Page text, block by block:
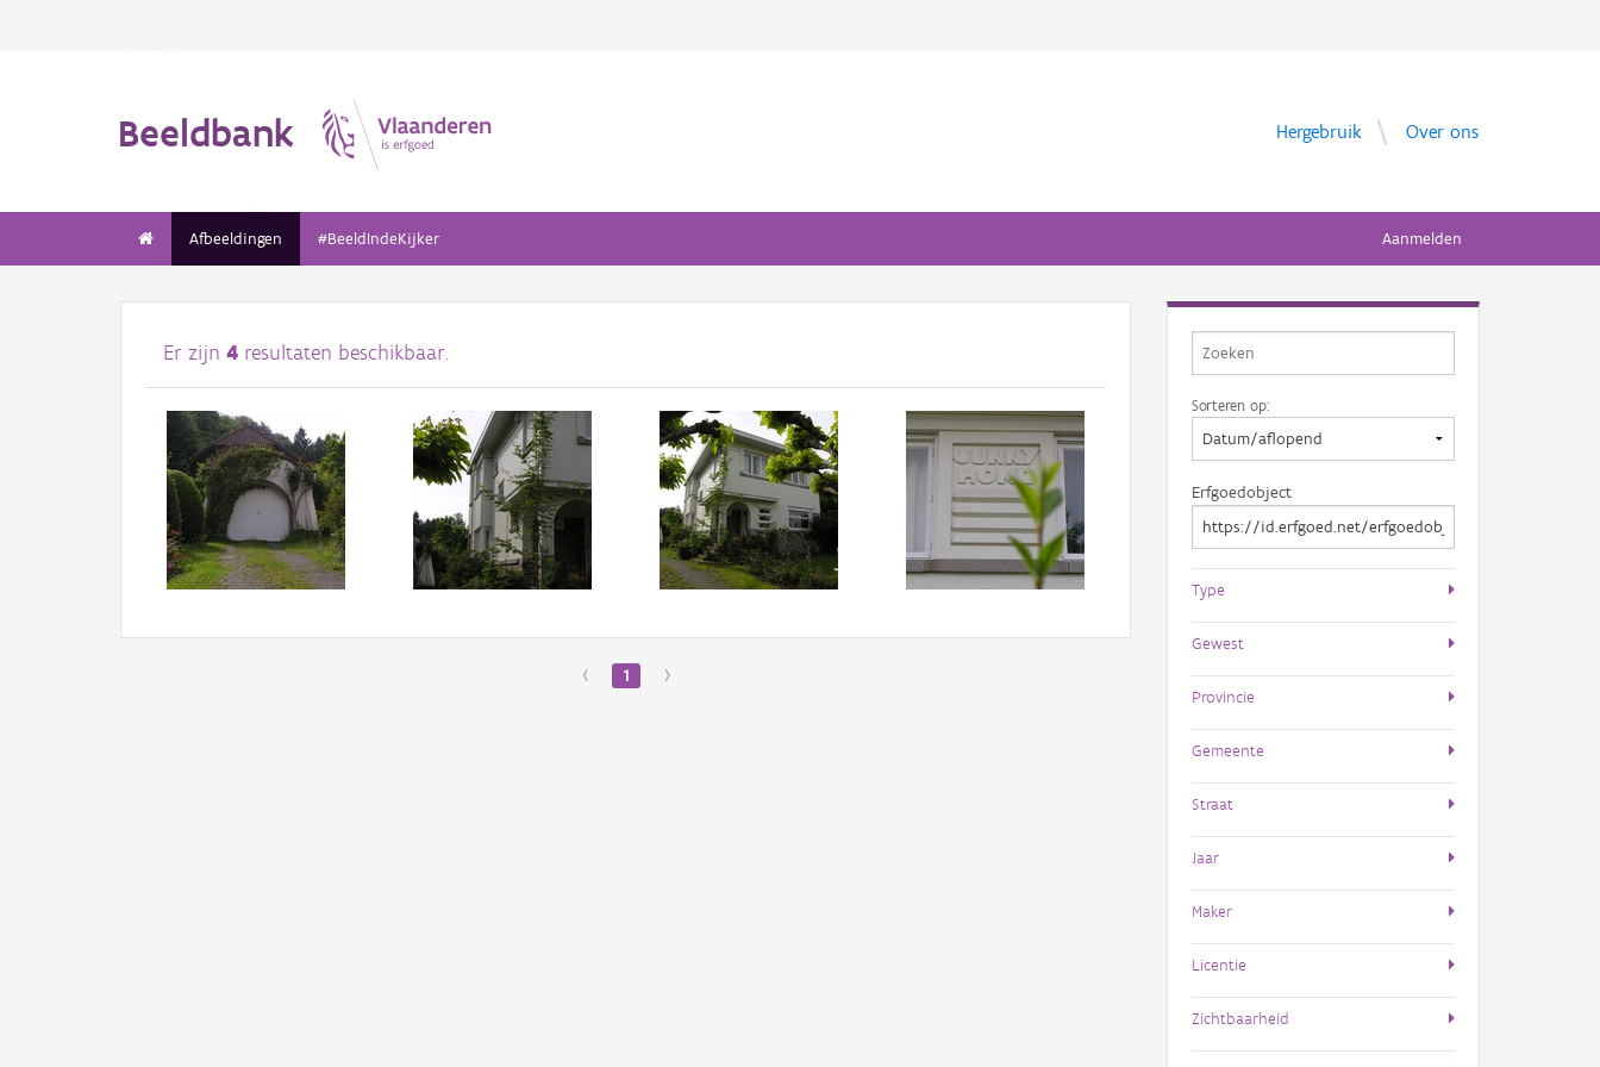
Beeldbank Hergebruik Over ons
Afbeeldingen #BeeldIndeKijker Aanmelden
Er zijn 4 resultaten beschikbaar.
‹ 1 ›
Sorteren op:
Erfgoedobject
Type
Gewest
Provincie
Gemeente
Straat
Jaar
Maker
Licentie
Zichtbaarheid